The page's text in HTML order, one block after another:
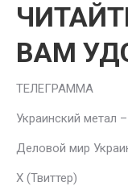
ВАМ
ТЕЛЕГРАММА
Украинский метал –
Деловой мир
Х (Твиттер)